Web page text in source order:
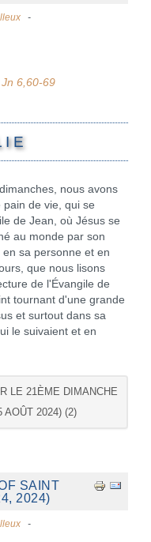
6,60-69
I E
nous avons
pain de vie, qui se
de Jean, où Jésus se
au monde par son
sa personne et en
que nous lisons
de l'Évangile de
tournant d'une grande
et surtout dans sa
le suivaient et en
LE 21ÈME DIMANCHE
AOÛT 2024) (2)
SAINT
2024)